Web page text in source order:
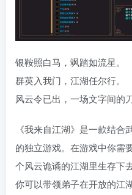
银鞍照白马，飒踏如流星。
群英入我门，江湖任尔行。
风云令已出，一场文字间的
《我来自江湖》是一款结
的独立游戏。在游戏中你需
个风云诡谲的江湖里生存下去
你可以带领弟子在开放的江